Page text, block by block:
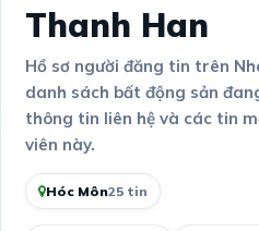
Thanh Han
Hồ sơ người đăng tin trên
danh sách bất động sản
thông tin liên hệ và các tin
viên này.
Hóc Môn25 tin